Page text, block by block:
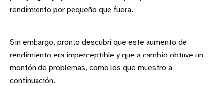
rendimiento por pequeño que fuera.
Sin embargo, pronto descubrí que este aumento de
rendimiento era imperceptible y que a cambio obtuve un
montón de problemas, como los que muestro a
continuación.